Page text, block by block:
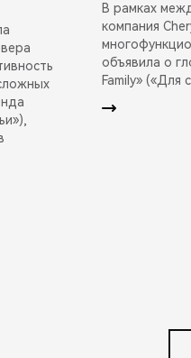
В рамках
компания
объявила о
Family» («Для